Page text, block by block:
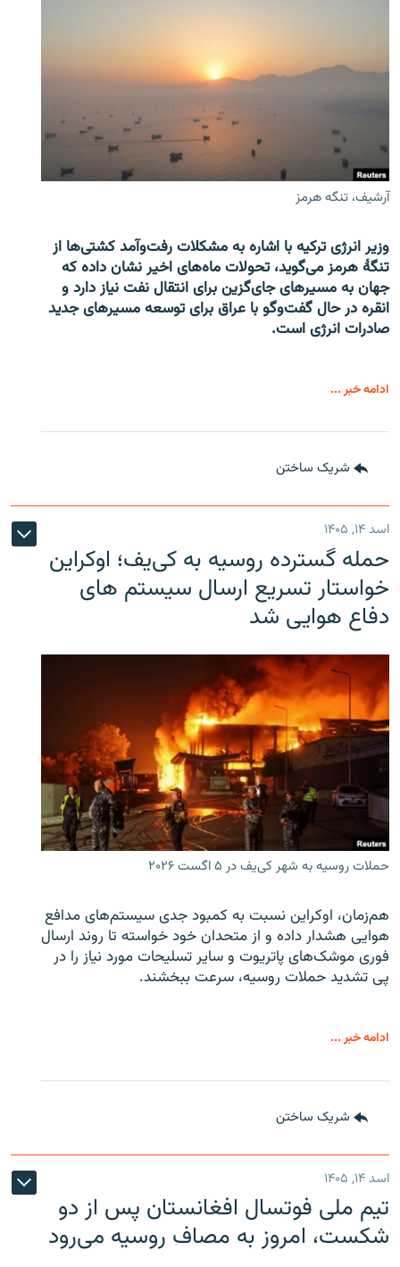
آرشیف، تنگه هرمز
وزیر انرژی ترکیه با اشاره به مشکلات رفت‌وآمد کشتی‌ها از
تنگۀ هرمز می‌گوید، تحولات ماه‌های اخیر نشان داده که
جهان به مسیرهای جای‌گزین برای انتقال نفت نیاز دارد و
انقره در حال گفت‌وگو با عراق برای توسعه مسیرهای جدید
صادرات انرژی است.
ادامه خبر ...
شریک ساختن
اسد ۱۴, ۱۴۰۵
حمله گسترده روسیه به کی‌یف؛ اوکراین
خواستار تسریع ارسال سیستم های
دفاع هوایی شد
حملات روسیه به شهر کی‌یف در ۵ اگست ۲۰۲۶
هم‌زمان، اوکراین نسبت به کمبود جدی سیستم‌های مدافع
هوایی هشدار داده و از متحدان خود خواسته تا روند ارسال
فوری موشک‌های پاتریوت و سایر تسلیحات مورد نیاز را در
پی تشدید حملات روسیه، سرعت ببخشند.
ادامه خبر ...
شریک ساختن
اسد ۱۴, ۱۴۰۵
تیم ملی فوتسال افغانستان پس از دو
شکست، امروز به مصاف روسیه می‌رود